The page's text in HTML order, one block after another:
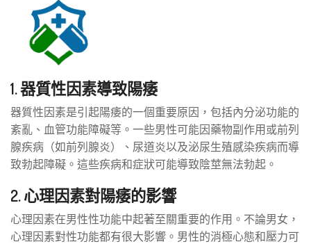
1. 器質性因素導致陽痿
器質性因素是引起陽痿的一個重要原因，包括內分泌功能的
紊亂、血管功能障礙等。一些男性可能因藥物副作用或前列
腺疾病（如前列腺炎）、尿道炎以及泌尿生殖感染疾病而導
致勃起障礙。這些疾病和症狀可能導致陰莖無法勃起。
2. 心理因素對陽痿的影響
心理因素在男性性功能中起著至關重要的作用。不論男女，
心理因素對性功能都有很大影響。男性的消極心態和壓力可